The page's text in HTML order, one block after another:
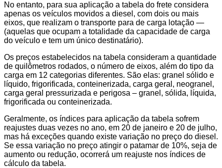
No entanto, para sua aplicação a tabela do frete considera
apenas os veículos movidos a diesel, com dois ou mais
eixos, que realizam o transporte para de carga lotação —
(aquelas que ocupam a totalidade da capacidade de carga
do veículo e tem um único destinatário).
Os preços estabelecidos na tabela consideram a quantidade
de quilômetros rodados, o número de eixos, além do tipo da
carga em 12 categorias diferentes. São elas: granel sólido e
líquido, frigorificada, conteinerizada, carga geral, neogranel,
carga geral pressurizada e perigosa – granel, sólida, líquida,
frigorificada ou conteinerizada.
Geralmente, os índices para aplicação da tabela sofrem
reajustes duas vezes no ano, em 20 de janeiro e 20 de julho,
mas há exceções quando existe variação no preço do diesel.
Se essa variação no preço atingir o patamar de 10%, seja de
aumento ou redução, ocorrerá um reajuste nos índices de
cálculo da tabela.